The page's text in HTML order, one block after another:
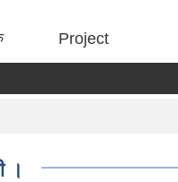
Project
।